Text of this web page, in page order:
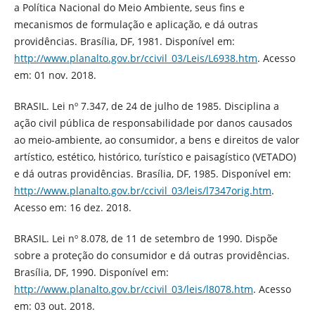
a Política Nacional do Meio Ambiente, seus fins e
mecanismos de formulação e aplicação, e dá outras
providências. Brasília, DF, 1981. Disponível em:
http://www.planalto.gov.br/ccivil_03/Leis/L6938.htm. Acesso
em: 01 nov. 2018.
BRASIL. Lei nº 7.347, de 24 de julho de 1985. Disciplina a
ação civil pública de responsabilidade por danos causados
ao meio-ambiente, ao consumidor, a bens e direitos de valor
artístico, estético, histórico, turístico e paisagístico (VETADO)
e dá outras providências. Brasília, DF, 1985. Disponível em:
http://www.planalto.gov.br/ccivil_03/leis/l7347orig.htm.
Acesso em: 16 dez. 2018.
BRASIL. Lei nº 8.078, de 11 de setembro de 1990. Dispõe
sobre a proteção do consumidor e dá outras providências.
Brasília, DF, 1990. Disponível em:
http://www.planalto.gov.br/ccivil_03/leis/l8078.htm. Acesso
em: 03 out. 2018.